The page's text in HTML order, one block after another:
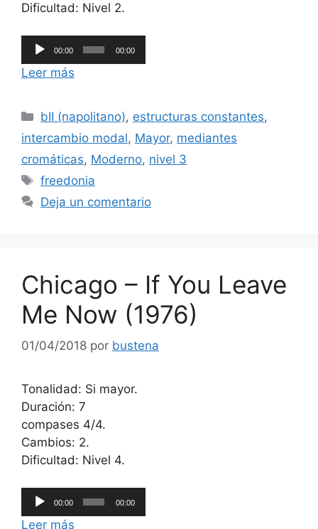
Dificultad: Nivel 2.
Reproductor
de
audio
00:00 00:00
Leer más
Categorías
bII (napolitano), estructuras constantes,
intercambio modal, Mayor, mediantes
cromáticas, Moderno, nivel 3
Etiquetas
freedonia
Deja un comentario
Chicago – If You Leave
Me Now (1976)
01/04/2018 por bustena
Tonalidad: Si mayor.
Duración: 7
compases 4/4.
Cambios: 2.
Dificultad: Nivel 4.
Reproductor
de
00:00 00:00
Leer más